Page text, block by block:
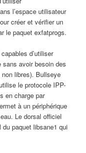
l’espace utilisateur
créer et vérifier un
le paquet exfatprogs.
d’utiliser
sans avoir besoin des
libres). Bullseye
le protocole IPP-
en charge par
à un périphérique
Le dorsal officiel
paquet libsane1 qui